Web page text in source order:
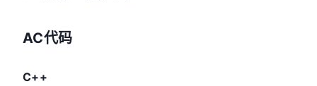
AC代码
C++